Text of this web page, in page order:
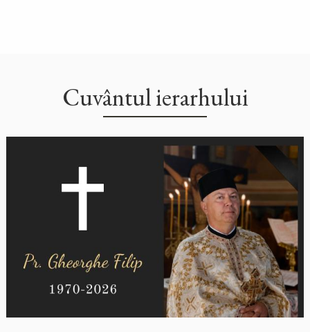
Cuvântul ierarhului